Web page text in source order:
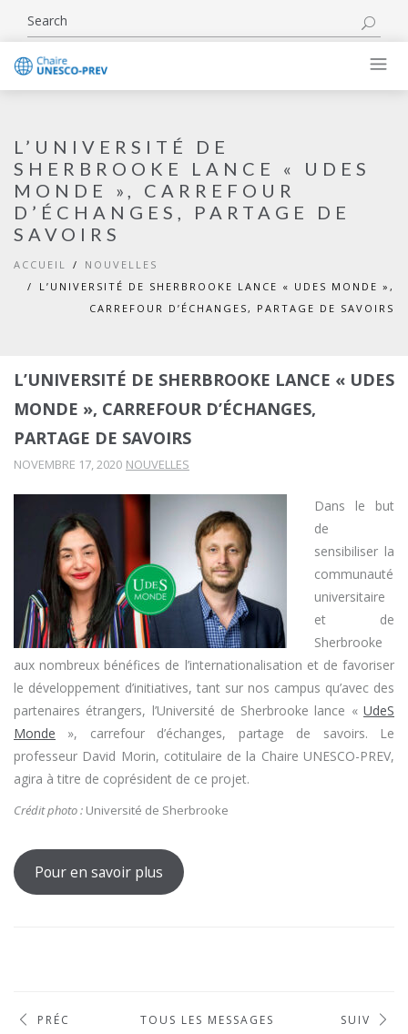
L’UNIVERSITÉ DE
SHERBROOKE LANCE « UDES
MONDE », CARREFOUR
D’ÉCHANGES, PARTAGE DE
SAVOIRS
ACCUEIL
NOUVELLES
L’UNIVERSITÉ DE SHERBROOKE LANCE « UDES MONDE »,
CARREFOUR D’ÉCHANGES, PARTAGE DE SAVOIRS
L’UNIVERSITÉ DE SHERBROOKE LANCE « UDES
MONDE », CARREFOUR D’ÉCHANGES,
PARTAGE DE SAVOIRS
NOVEMBRE 17, 2020 NOUVELLES
Dans le but
de
sensibiliser la
communauté
universitaire
et de
Sherbrooke
aux nombreux bénéfices de l’internationalisation et de favoriser
le développement d’initiatives, tant sur nos campus qu’avec des
partenaires étrangers, l’Université de Sherbrooke lance « UdeS
Monde », carrefour d’échanges, partage de savoirs. Le
professeur David Morin, cotitulaire de la Chaire UNESCO-PREV,
agira à titre de coprésident de ce projet.
Crédit photo : Université de Sherbrooke
Pour en savoir plus
PRÉC TOUS LES MESSAGES SUIV